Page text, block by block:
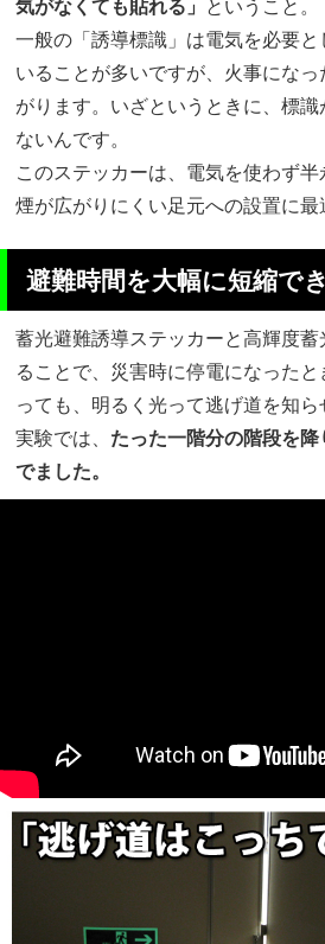
気がなくても貼れる」 ということ。
一般の「誘導標識」は電気を必要
いることが多いですが、火事にな
がります。いざというときに、標
ないんです。
このステッカーは、電気を使わず半
煙が広がりにくい足元への設置に最
避難時間を大幅に短縮で
蓄光避難誘導ステッカーと高輝度
ることで、災害時に停電になった
っても、明るく光って逃げ道を知ら
実験では、 たった一階分の階段を
でました。